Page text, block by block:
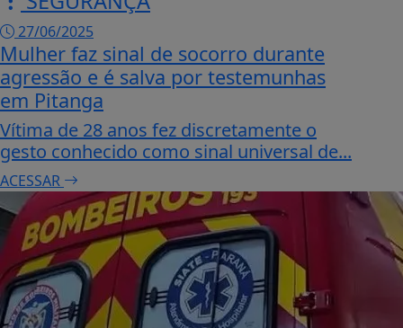
27/06/2025
Mulher faz sinal de socorro durante
agressão e é salva por testemunhas
em Pitanga
Vítima de 28 anos fez discretamente o
gesto conhecido como sinal universal de...
ACESSAR